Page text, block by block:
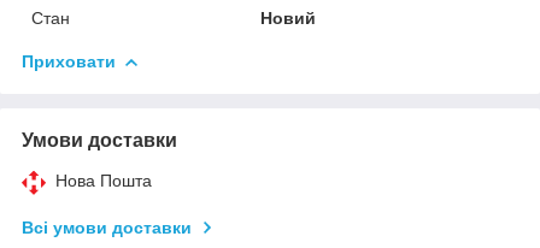
Стан
Новий
Приховати
Умови доставки
Нова Пошта
Всі умови доставки